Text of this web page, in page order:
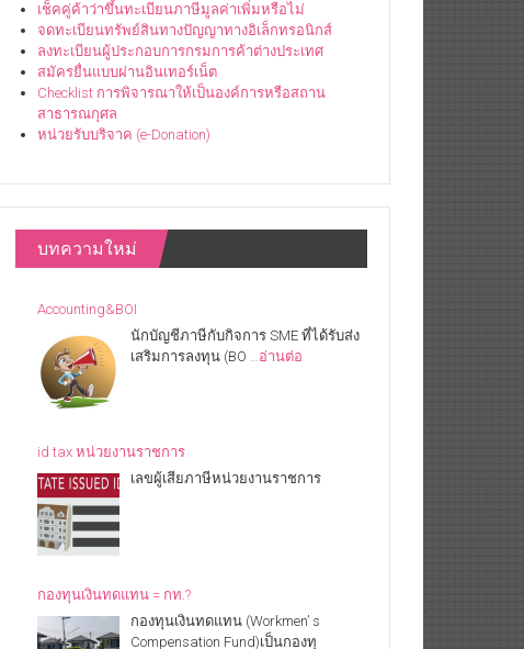
เช็คคู่ค้าว่าขึ้นทะเบียนภาษีมูลค่าเพิ่มหรือไม่
จดทะเบียนทรัพย์สินทางปัญญาทางอิเล็กทรอนิกส์
ลงทะเบียนผู้ประกอบการกรมการค้าต่างประเทศ
สมัครยื่นแบบผ่านอินเทอร์เน็ต
Checklist การพิจารณาให้เป็นองค์การหรือสถาน
สาธารณกุศล
หน่วยรับบริจาค (e-Donation)
บทความใหม่
Accounting&BOI
นักบัญชีภาษีกับกิจการ SME ที่ได้รับส่ง
เสริมการลงทุน (BO …อ่านต่อ
id tax หน่วยงานราชการ
เลขผู้เสียภาษีหน่วยงานราชการ
กองทุนเงินทดแทน = กท.?
กองทุนเงินทดแทน (Workmen’ s
Compensation Fund)เป็นกองทุ